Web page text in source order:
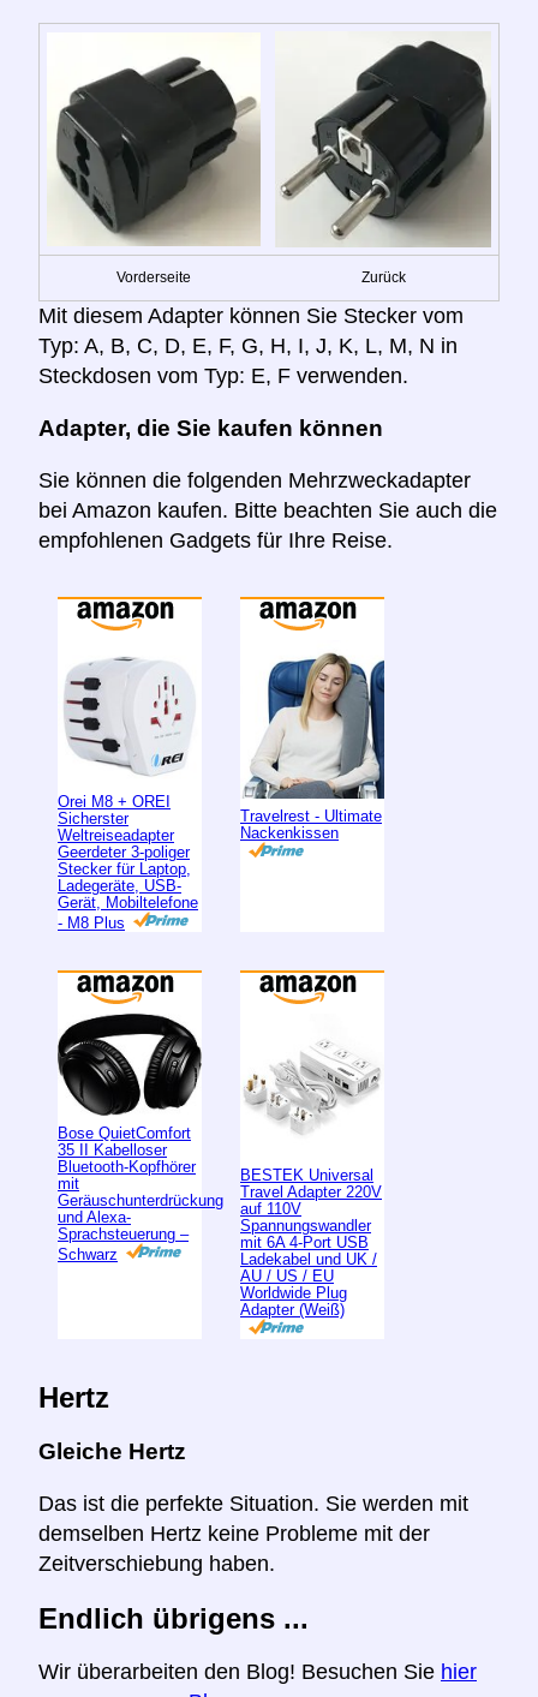
Vorderseite Zurück
Mit diesem Adapter können Sie Stecker vom
Typ: A, B, C, D, E, F, G, H, I, J, K, L, M, N in
Steckdosen vom Typ: E, F verwenden.
Adapter, die Sie kaufen können
Sie können die folgenden Mehrzweckadapter
bei Amazon kaufen. Bitte beachten Sie auch die
empfohlenen Gadgets für Ihre Reise.
Orei M8 + OREI
Sicherster
Weltreiseadapter
Geerdeter 3-poliger
Stecker für Laptop,
Ladegeräte, USB-
Gerät, Mobiltelefone
- M8 Plus
Travelrest - Ultimate
Nackenkissen
Bose QuietComfort
35 II Kabelloser
Bluetooth-Kopfhörer
mit
Geräuschunterdrückung
und Alexa-
Sprachsteuerung –
Schwarz
BESTEK Universal
Travel Adapter 220V
auf 110V
Spannungswandler
mit 6A 4-Port USB
Ladekabel und UK /
AU / US / EU
Worldwide Plug
Adapter (Weiß)
Hertz
Gleiche Hertz
Das ist die perfekte Situation. Sie werden mit
demselben Hertz keine Probleme mit der
Zeitverschiebung haben.
Endlich übrigens ...
Wir überarbeiten den Blog! Besuchen Sie hier